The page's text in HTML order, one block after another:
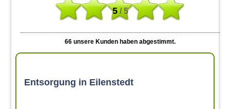
5/ 5
66 unsere Kunden haben abgestimmt.
Entsorgung in Eilenstedt